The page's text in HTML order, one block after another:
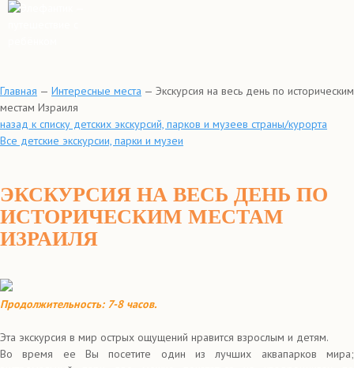
Главная — Интересные места — Экскурсия на весь день по историческим
местам Израиля
назад к списку детских экскурсий, парков и музеев страны/курорта
Все детские экскурсии, парки и музеи
ЭКСКУРСИЯ НА ВЕСЬ ДЕНЬ ПО
ИСТОРИЧЕСКИМ МЕСТАМ
ИЗРАИЛЯ
Продолжительность: 7-8 часов.
Эта экскурсия в мир острых ощущений нравится взрослым и детям.
Во время ее Вы посетите один из лучших аквапарков мира;